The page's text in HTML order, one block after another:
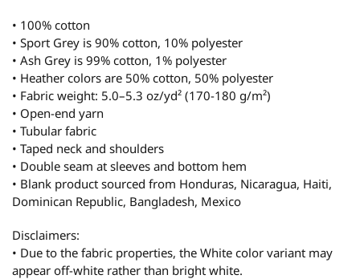
• 100% cotton
• Sport Grey is 90% cotton, 10% polyester
• Ash Grey is 99% cotton, 1% polyester
• Heather colors are 50% cotton, 50% polyester
• Fabric weight: 5.0–5.3 oz/yd² (170-180 g/m²)
• Open-end yarn
• Tubular fabric
• Taped neck and shoulders
• Double seam at sleeves and bottom hem
• Blank product sourced from Honduras, Nicaragua, Haiti,
Dominican Republic, Bangladesh, Mexico
Disclaimers:
• Due to the fabric properties, the White color variant may
appear off-white rather than bright white.